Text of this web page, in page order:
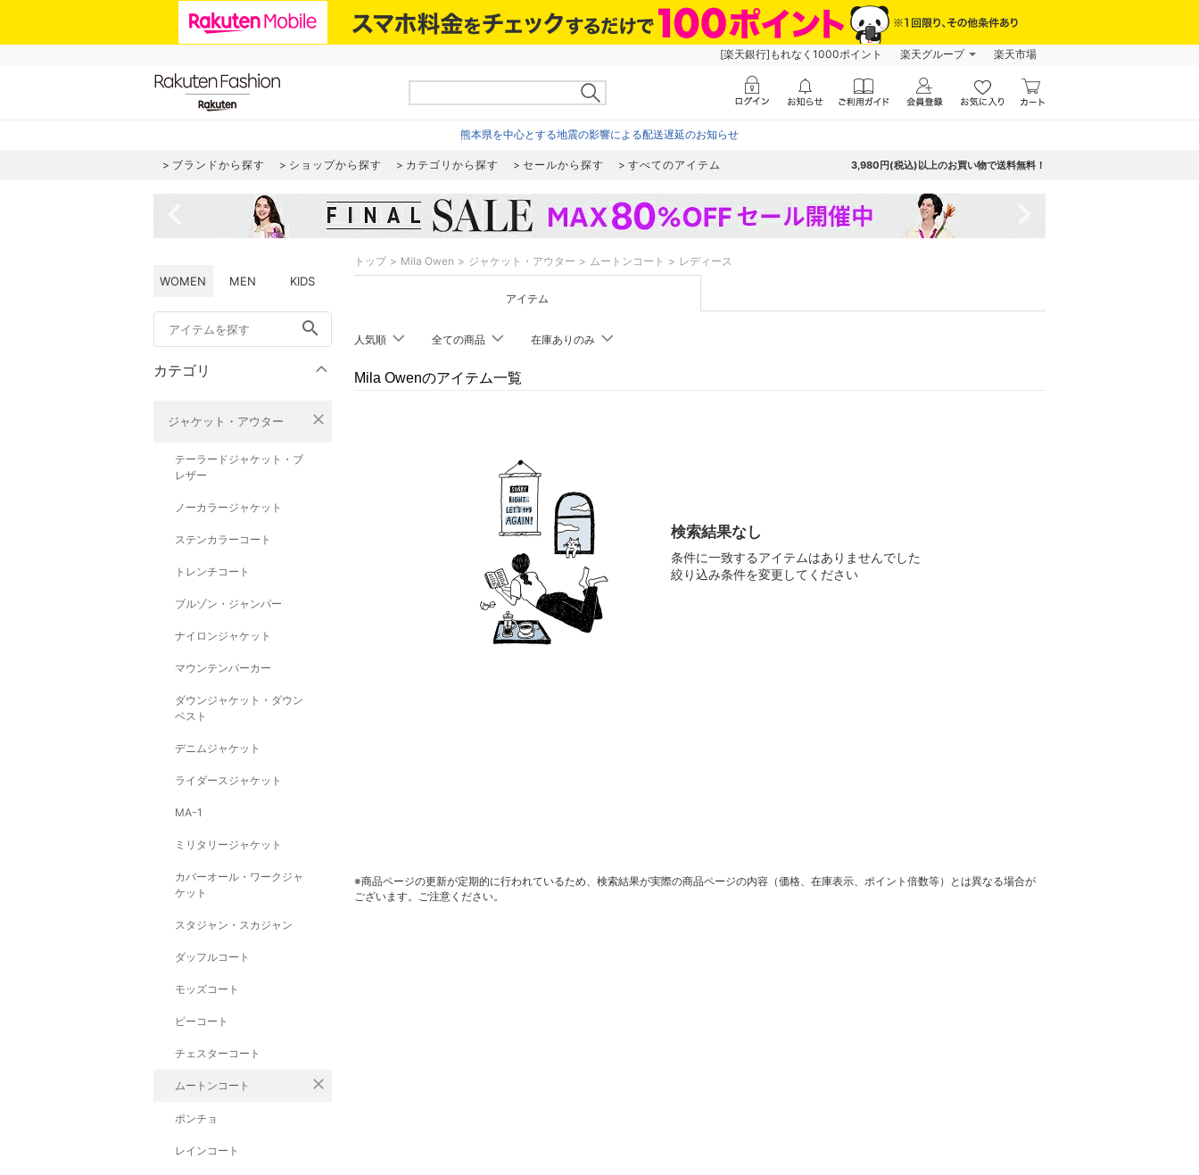
[楽天銀行]もれなく1000ポイント 楽天グループ 楽天市場
熊本県を中心とする地震の影響による配送遅延のお知らせ
ブランドから探す ショップから探す カテゴリから探す セールから探す すべてのアイテム 3,980円(税込)以上のお買い物で送料無料！
WOMEN MEN KIDS
search
カテゴリ
ジャケット・アウター close
テーラードジャケット・ブ
レザー
ノーカラージャケット
ステンカラーコート
トレンチコート
ブルゾン・ジャンパー
ナイロンジャケット
マウンテンパーカー
ダウンジャケット・ダウン
ベスト
デニムジャケット
ライダースジャケット
MA-1
ミリタリージャケット
カバーオール・ワークジャ
ケット
スタジャン・スカジャン
ダッフルコート
モッズコート
ピーコート
チェスターコート
ムートンコート close
ポンチョ
レインコート
トップ Mila Owen ジャケット・アウター ムートンコート レディース
アイテム
人気順 全ての商品 在庫ありのみ
Mila Owenのアイテム一覧
検索結果なし
条件に一致するアイテムはありませんでした
絞り込み条件を変更してください
※商品ページの更新が定期的に行われているため、検索結果が実際の商品ページの内容（価格、在庫表示、ポイント倍数等）とは異なる場合が
ございます。ご注意ください。